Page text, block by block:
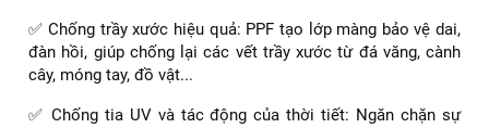
✅ Chống trầy xước hiệu quả: PPF tạo lớp màng bảo vệ dai,
đàn hồi, giúp chống lại các vết trầy xước từ đá văng, cành
cây, móng tay, đồ vật...
✅ Chống tia UV và tác động của thời tiết: Ngăn chặn sự